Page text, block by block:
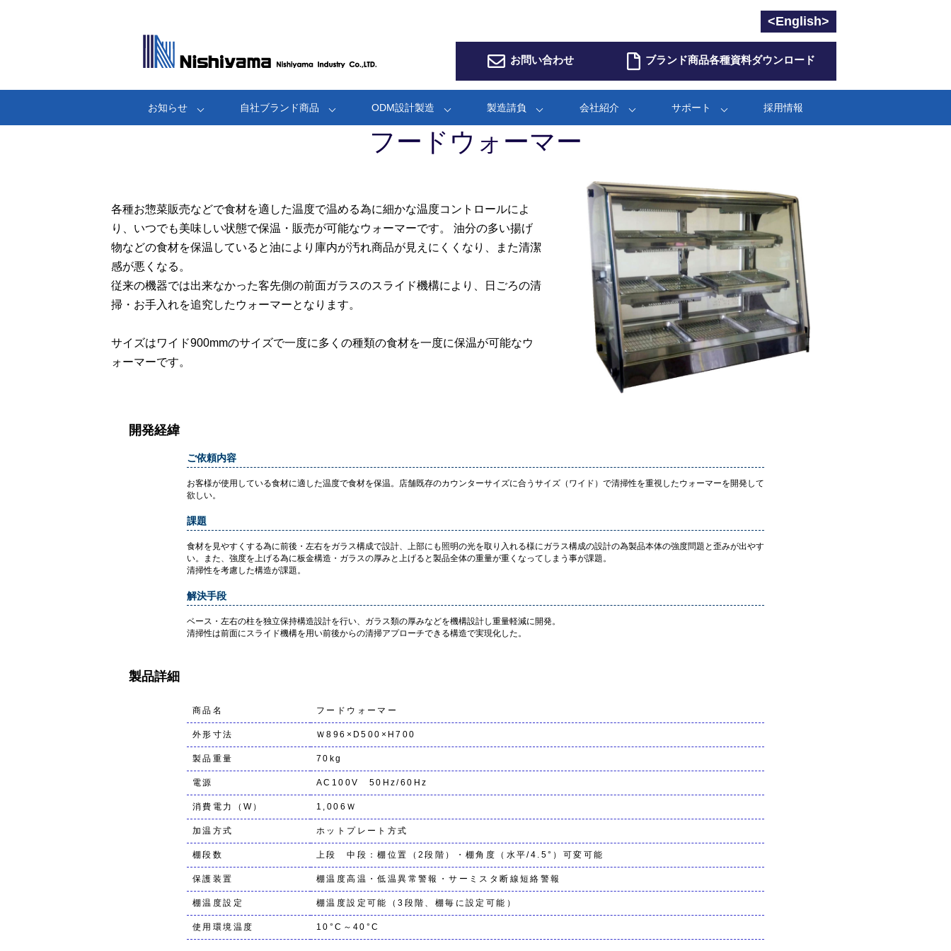
お問い合わせ
<English>
ブランド商品各種資料ダウンロード
お知らせ 自社ブランド商品 ODM設計製造 製造請負 会社紹介 サポート 採用情報
フードウォーマー
各種お惣菜販売などで食材を適した温度で温める為に細かな温度コントロールによ
り、いつでも美味しい状態で保温・販売が可能なウォーマーです。 油分の多い揚げ
物などの食材を保温していると油により庫内が汚れ商品が見えにくくなり、また清潔
感が悪くなる。
従来の機器では出来なかった客先側の前面ガラスのスライド機構により、日ごろの清
掃・お手入れを追究したウォーマーとなります。
サイズはワイド900mmのサイズで一度に多くの種類の食材を一度に保温が可能なウ
ォーマーです。
開発経緯
ご依頼内容
お客様が使用している食材に適した温度で食材を保温。店舗既存のカウンターサイズに合うサイズ（ワイド）で清掃性を重視したウォーマーを開発して
欲しい。
課題
食材を見やすくする為に前後・左右をガラス構成で設計、上部にも照明の光を取り入れる様にガラス構成の設計の為製品本体の強度問題と歪みが出やす
い。また、強度を上げる為に板金構造・ガラスの厚みと上げると製品全体の重量が重くなってしまう事が課題。
清掃性を考慮した構造が課題。
解決手段
ベース・左右の柱を独立保持構造設計を行い、ガラス類の厚みなどを機構設計し重量軽減に開発。
清掃性は前面にスライド機構を用い前後からの清掃アプローチできる構造で実現化した。
製品詳細
商品名 フードウォーマー
外形寸法 Ｗ896×D500×H700
製品重量 70kg
電源 AC100V 50Hz/60Hz
消費電力（W） 1,006Ｗ
加温方式 ホットプレート方式
棚段数 上段 中段：棚位置（2段階）・棚角度（水平/4.5°）可変可能
保護装置 棚温度高温・低温異常警報・サーミスタ断線短絡警報
棚温度設定 棚温度設定可能（3段階、棚毎に設定可能）
使用環境温度 10°C～40°C